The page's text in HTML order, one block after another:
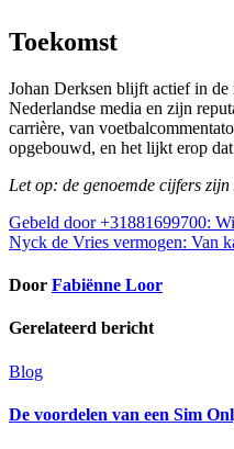
Toekomst
Johan Derksen blijft actief in de
Nederlandse media en zijn
carrière, van
opgebouwd, en het lijkt erop
Let op: de genoemde cijfers
Bericht
navigatie
Gebeld door +31881699700:
Nyck de Vries vermogen: Van
Door Fabiënne Loor
Gerelateerd bericht
Blog
De voordelen van een Sim